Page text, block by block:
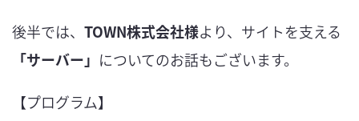
後半では、 TOWN株式会社様より、サイトを支える
「サーバー」 についてのお話もございます。
【プログラム】